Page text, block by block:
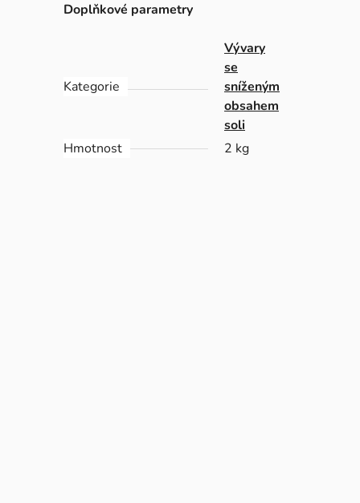
Doplňkové parametry
Kategorie
Vývary
se
sníženým
obsahem
soli
Hmotnost
2 kg